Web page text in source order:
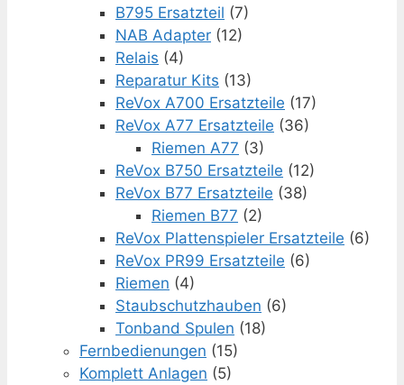
B795 Ersatzteil (7)
NAB Adapter (12)
Relais (4)
Reparatur Kits (13)
ReVox A700 Ersatzteile (17)
ReVox A77 Ersatzteile (36)
Riemen A77 (3)
ReVox B750 Ersatzteile (12)
ReVox B77 Ersatzteile (38)
Riemen B77 (2)
ReVox Plattenspieler Ersatzteile (6)
ReVox PR99 Ersatzteile (6)
Riemen (4)
Staubschutzhauben (6)
Tonband Spulen (18)
Fernbedienungen (15)
Komplett Anlagen (5)